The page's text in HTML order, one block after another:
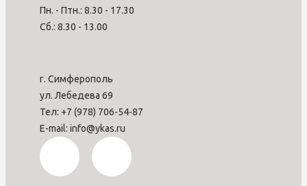
Пн. - Птн.: 8.30 - 17.30
Сб.: 8.30 - 13.00
г. Симферополь
ул. Лебедева 69
Тел: +7 (978) 706-54-87
E-mail: info@ykas.ru